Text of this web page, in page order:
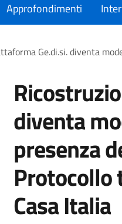
Approfondimenti
Ge.di.si. diventa
diventa
presenza
Protocollo
Casa Italia